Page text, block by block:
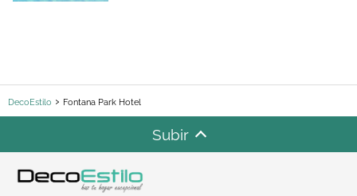
DecoEstilo Fontana Park Hotel
Subir